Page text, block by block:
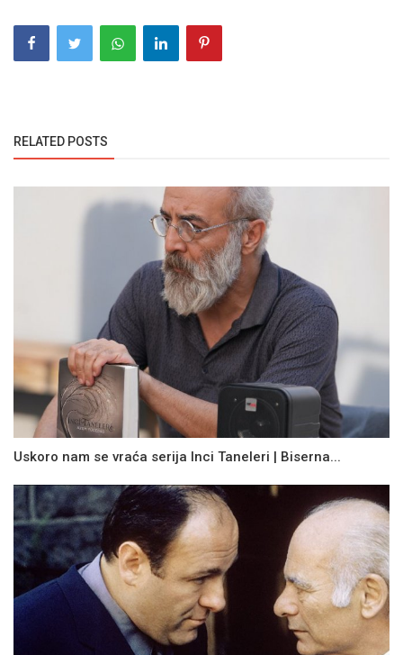
RELATED POSTS
Uskoro nam se vraća serija Inci Taneleri | Biserna...